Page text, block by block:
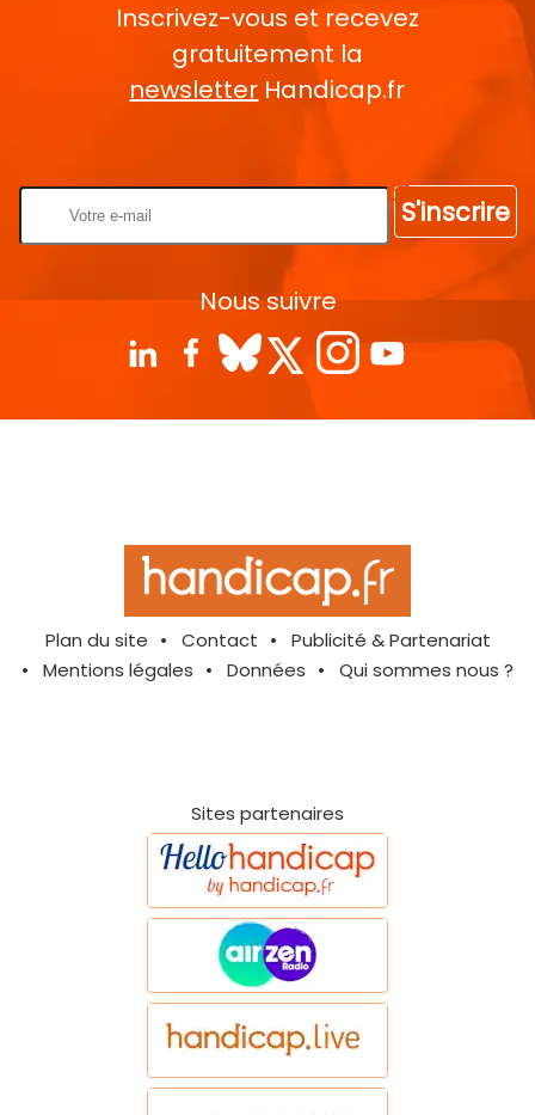
Inscrivez-vous et recevez
gratuitement la
newsletter Handicap.fr
S'inscrire
Nous suivre
Plan du site Contact
Publicité & Partenariat
Mentions légales
Données Qui sommes nous ?
Sites partenaires